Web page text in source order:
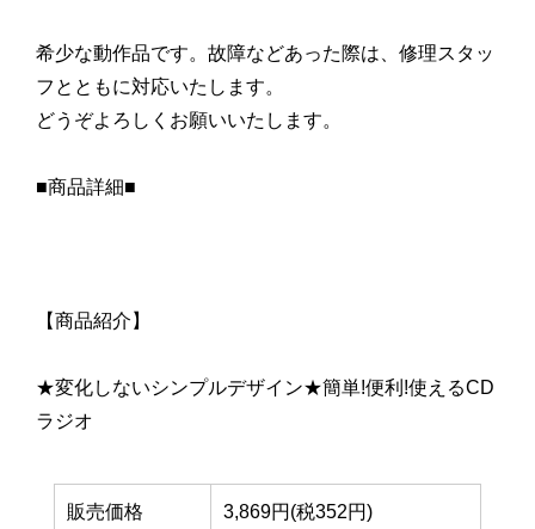
希少な動作品です。故障などあった際は、修理スタッ
フとともに対応いたします。
どうぞよろしくお願いいたします。
■商品詳細■
【商品紹介】
★変化しないシンプルデザイン★簡単!便利!使えるCD
ラジオ
販売価格 3,869円(税352円)